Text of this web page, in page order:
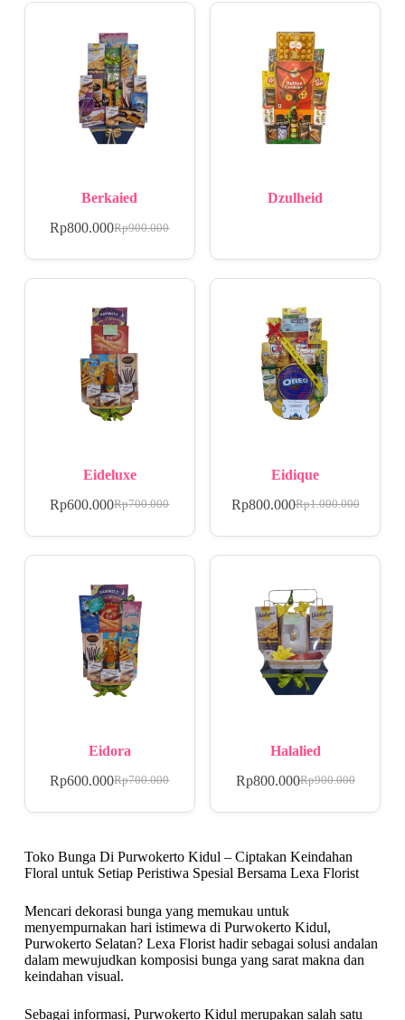
Berkaied
Rp900.000
Rp800.000
Dzulheid
Eideluxe
Rp700.000
Rp600.000
Eidique
Rp1.000.000
Rp800.000
Eidora
Rp700.000
Rp600.000
Halalied
Rp900.000
Rp800.000
Toko Bunga Di Purwokerto Kidul – Ciptakan Keindahan
Floral untuk Setiap Peristiwa Spesial Bersama Lexa Florist
Mencari dekorasi bunga yang memukau untuk
menyempurnakan hari istimewa di Purwokerto Kidul,
Purwokerto Selatan? Lexa Florist hadir sebagai solusi andalan
dalam mewujudkan komposisi bunga yang sarat makna dan
keindahan visual.
Sebagai informasi, Purwokerto Kidul merupakan salah satu